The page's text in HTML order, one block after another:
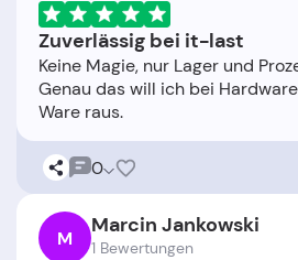
Zuverlässig bei it-last
Keine Magie, nur Lager und
Genau das will ich bei
0
M Marcin Jankowski
1 Bewertungen